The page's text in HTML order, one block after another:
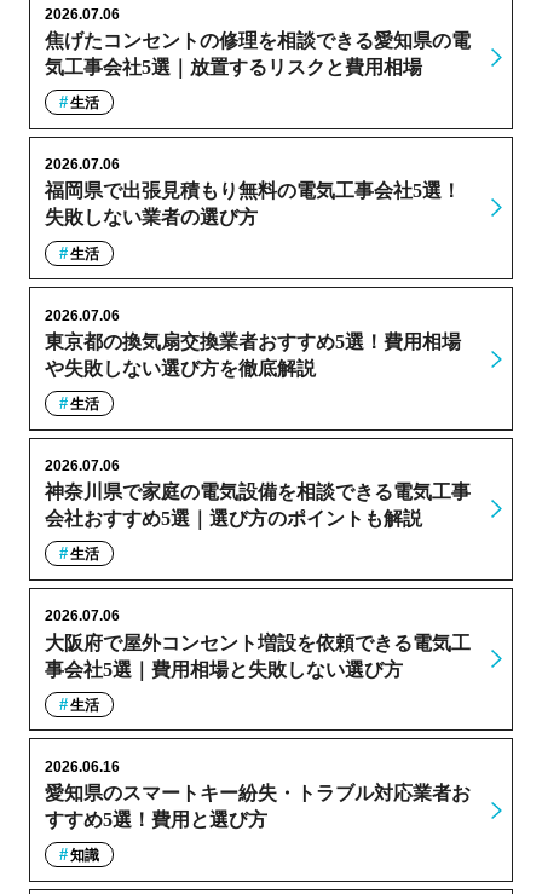
焦げたコンセントの修理を相談できる愛知県の電
気工事会社5選｜放置するリスクと費用相場
2026.07.06
生活
福岡県で出張見積もり無料の電気工事会社5選！
失敗しない業者の選び方
2026.07.06
生活
東京都の換気扇交換業者おすすめ5選！費用相場
や失敗しない選び方を徹底解説
2026.07.06
生活
神奈川県で家庭の電気設備を相談できる電気工事
会社おすすめ5選｜選び方のポイントも解説
2026.07.06
生活
大阪府で屋外コンセント増設を依頼できる電気工
事会社5選｜費用相場と失敗しない選び方
2026.07.06
生活
愛知県のスマートキー紛失・トラブル対応業者お
すすめ5選！費用と選び方
2026.06.16
知識